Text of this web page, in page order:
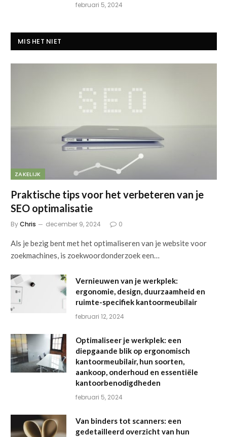
februari 5, 2024
MIS HET NIET
ZAKELIJK
Praktische tips voor het verbeteren van je
SEO optimalisatie
ByChris december 9, 2024 0
Als je bezig bent met het optimaliseren van je website voor
zoekmachines, is zoekwoordonderzoek een…
Vernieuwen van je werkplek:
ergonomie, design, duurzaamheid en
ruimte-specifiek kantoormeubilair
februari 12, 2024
Optimaliseer je werkplek: een
diepgaande blik op ergonomisch
kantoormeubilair, hun soorten,
aankoop, onderhoud en essentiële
kantoorbenodigdheden
februari 5, 2024
Van binders tot scanners: een
gedetailleerd overzicht van hun